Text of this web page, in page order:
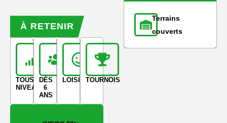
À RETENIR
TOUS
NIVEAUX
DÈS
6
ANS
LOISIRSTOURNOIS
Terrains
couverts